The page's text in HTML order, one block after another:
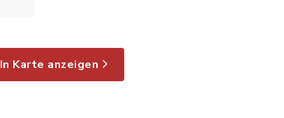
In Karte anzeigen